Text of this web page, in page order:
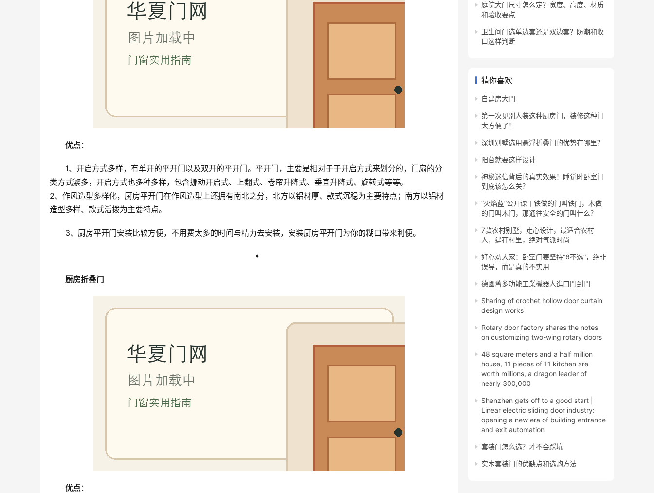
优点 ：
1、开启方式多样，有单开的平开门以及双开的平开门。平开门，主要是相对于于开启方式来划分的，门扇的分
类方式繁多，开启方式也多种多样，包含挪动开启式、上翻式、卷帘升降式、垂直升降式、旋转式等等。
2、作风造型多样化，厨房平开门在作风造型上还拥有南北之分，北方以铝材厚、款式沉稳为主要特点；南方以铝材
造型多样、款式活拨为主要特点。
3、厨房平开门安装比较方便，不用费太多的时间与精力去安装，安装厨房平开门为你的糊口带来利便。
✦
厨房折叠门
优点 ：
庭院大门尺寸怎么定？宽度、高度、材质
和验收要点
卫生间门选单边套还是双边套？防潮和收
口这样判断
猜你喜欢
自建房大門
第一次见别人装这种厨房门，装修这种门
太方便了！
深圳别墅选用悬浮折叠门的优势在哪里？
阳台就要这样设计
神秘迷信背后的真实效果！睡觉时卧室门
到底该怎么关？
“火焰蓝”公开课丨铁做的门叫铁门，木做
的门叫木门，那通往安全的门叫什么？
7款农村别墅，走心设计，最适合农村
人，建在村里，绝对气派时尚
好心劝大家：卧室门要坚持“6不选”，绝非
误导，而是真的不实用
德國舊多功能工業機器人進口門到門
Sharing of crochet hollow door curtain
design works
Rotary door factory shares the notes
on customizing two-wing rotary doors
48 square meters and a half million
house, 11 pieces of 11 kitchen are
worth millions, a dragon leader of
nearly 300,000
Shenzhen gets off to a good start |
Linear electric sliding door industry:
opening a new era of building entrance
and exit automation
套装门怎么选？才不会踩坑
实木套装门的优缺点和选购方法